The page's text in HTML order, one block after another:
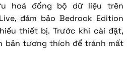
hoá đồng bộ dữ liệu trên
đảm bảo Bedrock Edition
thiết bị. Trước khi cài đặt,
bản tương thích để tránh mất